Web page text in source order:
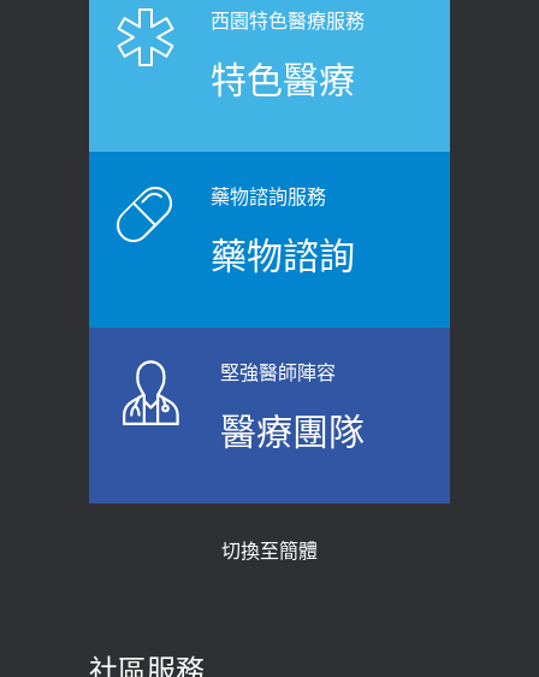
健康肛門痛都是痔瘡?醫談瘍瘍瘻管與肛
裂差異 逾50歲民眾可做1事
原則避免血糖血壓飆高
2026-06-08
上班常待在冷氣房？小心泌尿道感染
醫示警：1病症嚴重恐喪命
「落枕」不要大力按脖子！ 1招「伸
展運動」預防落枕
老後睡不好、夜間易跌倒
2021-03-05
骨科魏志定主任接受專訪 【年代電視
質密度檢查！醫：注意5重點可逆轉
西園特色醫療服務
特色醫療
藥物諮詢服務
藥物諮詢
堅強醫師陣容
醫療團隊
切換至簡體
社區服務